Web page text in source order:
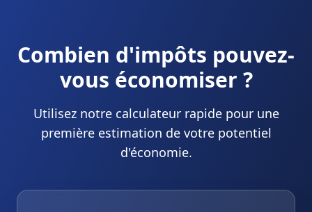
Combien d'impôts pouvez-
vous économiser ?
Utilisez notre calculateur rapide pour une
première estimation de votre potentiel
d'économie.